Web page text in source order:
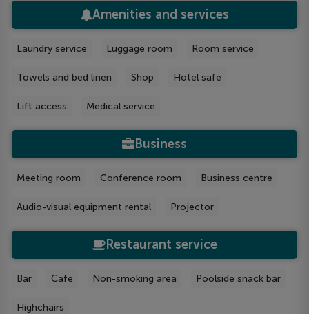
Amenities and services
Laundry service Luggage room Room service
Towels and bed linen Shop Hotel safe
Lift access Medical service
Business
Meeting room Conference room Business centre
Audio-visual equipment rental Projector
Restaurant service
Bar Café Non-smoking area Poolside snack bar
Highchairs